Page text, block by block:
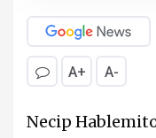
A+ A-
Necip